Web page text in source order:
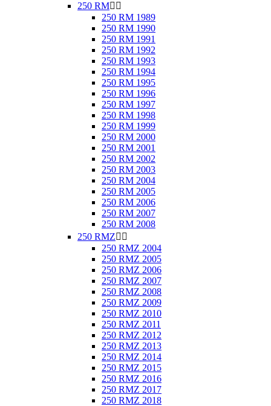
250 RM 
250 RM 1989
250 RM 1990
250 RM 1991
250 RM 1992
250 RM 1993
250 RM 1994
250 RM 1995
250 RM 1996
250 RM 1997
250 RM 1998
250 RM 1999
250 RM 2000
250 RM 2001
250 RM 2002
250 RM 2003
250 RM 2004
250 RM 2005
250 RM 2006
250 RM 2007
250 RM 2008
250 RMZ 
250 RMZ 2004
250 RMZ 2005
250 RMZ 2006
250 RMZ 2007
250 RMZ 2008
250 RMZ 2009
250 RMZ 2010
250 RMZ 2011
250 RMZ 2012
250 RMZ 2013
250 RMZ 2014
250 RMZ 2015
250 RMZ 2016
250 RMZ 2017
250 RMZ 2018